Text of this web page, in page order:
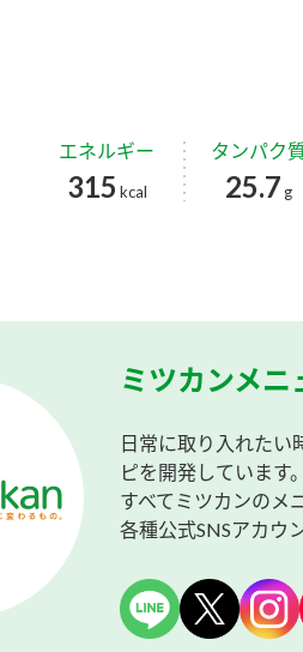
エネルギー
315 kcal
タンパク
25.7 g
ミツカンメニ
日常に取り入れたい
ピを開発しています。
すべてミツカンのメ
各種公式SNSアカウ